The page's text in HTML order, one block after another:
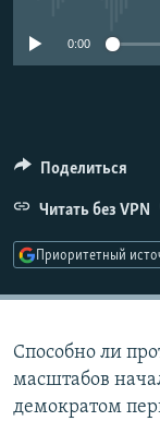
Все сайты
0:00
Поделиться
Читать без VPN
Приоритетный
Способно ли
масштабов
демократом